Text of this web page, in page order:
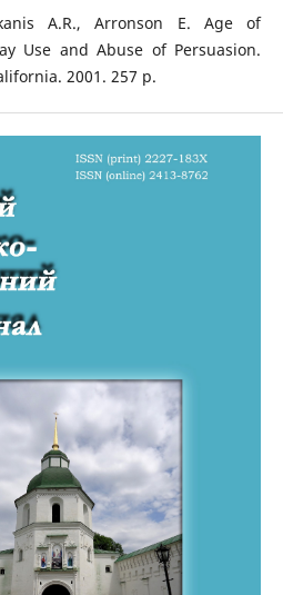
A.R., Arronson E. Age of
Use and Abuse of Persuasion.
2001. 257 p.